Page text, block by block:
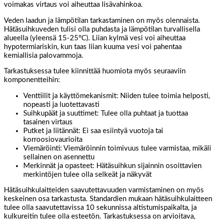
voimakas virtaus voi aiheuttaa lisävahinkoa.
Veden laadun ja lämpötilan tarkastaminen on myös olennaista.
Hätäsuihkuveden tulisi olla puhdasta ja lämpötilan turvallisella
alueella (yleensä 15-25°C). Liian kylmä vesi voi aiheuttaa
hypotermiariskin, kun taas liian kuuma vesi voi pahentaa
kemiallisia palovammoja.
Tarkastuksessa tulee kiinnittää huomiota myös seuraaviin
komponentteihin:
Venttiilit ja käyttömekanismit: Niiden tulee toimia helposti,
nopeasti ja luotettavasti
Suihkupäät ja suuttimet: Tulee olla puhtaat ja tuottaa
tasainen virtaus
Putket ja liitännät: Ei saa esiintyä vuotoja tai
korroosiovaurioita
Viemäröinti: Viemäröinnin toimivuus tulee varmistaa, mikäli
sellainen on asennettu
Merkinnät ja opasteet: Hätäsuihkun sijainnin osoittavien
merkintöjen tulee olla selkeät ja näkyvät
Hätäsuihkulaitteiden saavutettavuuden varmistaminen on myös
keskeinen osa tarkastusta. Standardien mukaan hätäsuihkulaitteen
tulee olla saavutettavissa 10 sekunnissa altistumispaikalta, ja
kulkureitin tulee olla esteetön. Tarkastuksessa on arvioitava,